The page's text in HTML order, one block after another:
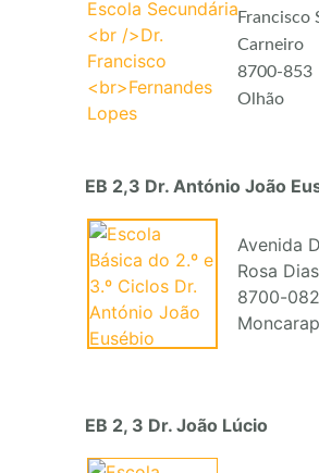
Francisco
Carneiro
8700-853
Olhão
EB 2,3 Dr. António João
Avenida
Rosa Dias
8700-082
EB 2, 3 Dr. João Lúcio